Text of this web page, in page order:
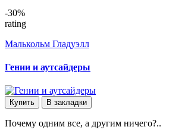
-30%
rating
Малькольм Гладуэлл
Гении и аутсайдеры
Купить В закладки
Почему одним все, а другим ничего?..